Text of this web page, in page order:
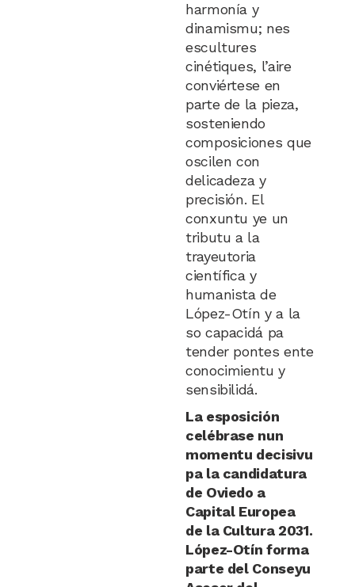
harmonía y
dinamismu; nes
escultures
cinétiques, l’aire
conviértese en
parte de la pieza,
sosteniendo
composiciones que
oscilen con
delicadeza y
precisión. El
conxuntu ye un
tributu a la
trayeutoria
científica y
humanista de
López-Otín y a la
so capacidá pa
tender pontes ente
conocimientu y
sensibilidá.
La esposición
celébrase nun
momentu decisivu
pa la candidatura
de Oviedo a
Capital Europea
de la Cultura 2031.
López-Otín forma
parte del Conseyu